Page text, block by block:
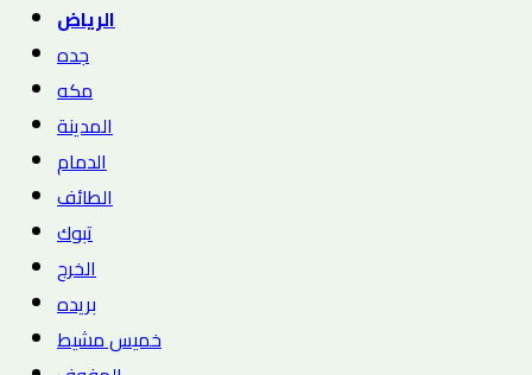
الرياض
جده
مكه
المدينة
الدمام
الطائف
تبوك
الخرج
بريده
خميس مشيط